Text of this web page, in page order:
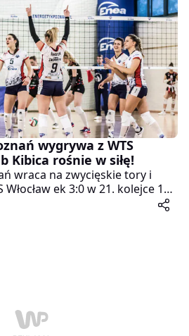
wygrywa z WTS
Kibica rośnie w siłę!
wraca na zwycięskie tory i
ek 3:0 w 21. kolejce 1
publiczności popularne